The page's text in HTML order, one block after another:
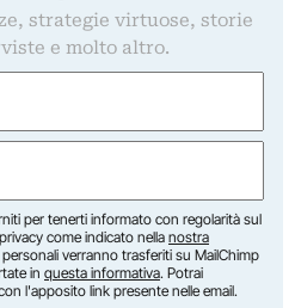
strategie virtuose, storie
e molto altro.
per tenerti informato con regolarità sul
come indicato nella nostra
verranno trasferiti su MailChimp
in questa informativa. Potrai
l'apposito link presente nelle email.